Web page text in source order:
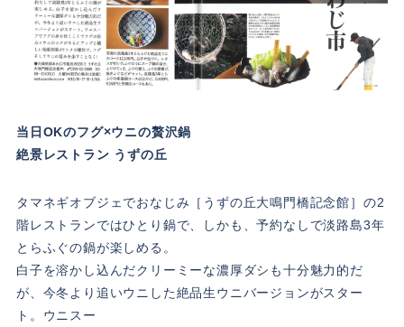
当日OKのフグ×ウニの贅沢鍋
絶景レストラン うずの丘
タマネギオブジェでおなじみ［うずの丘大鳴門橋記念館］の2
階レストランではひとり鍋で、しかも、予約なしで淡路島3年
とらふぐの鍋が楽しめる。
白子を溶かし込んだクリーミーな濃厚ダシも十分魅力的だ
が、今冬より追いウニした絶品生ウニバージョンがスター
ト。ウニスー